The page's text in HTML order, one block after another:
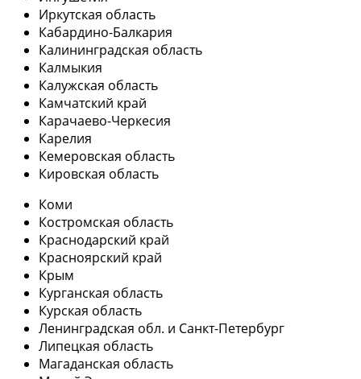
Иркутская область
Кабардино-Балкария
Калининградская область
Калмыкия
Калужская область
Камчатский край
Карачаево-Черкесия
Карелия
Кемеровская область
Кировская область
Коми
Костромская область
Краснодарский край
Красноярский край
Крым
Курганская область
Курская область
Ленинградская обл. и Санкт-Петербург
Липецкая область
Магаданская область